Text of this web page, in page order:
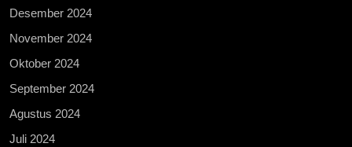
Desember 2024
November 2024
Oktober 2024
September 2024
Agustus 2024
Juli 2024